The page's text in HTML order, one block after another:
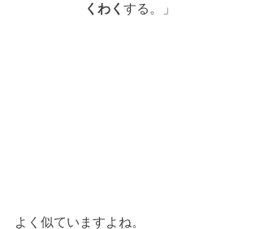
くわく する。」
よく似ていますよね。